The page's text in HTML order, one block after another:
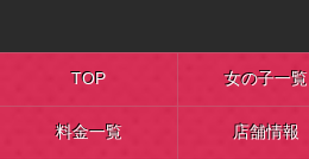
TOP 女の子一覧
料金一覧 店舗情報